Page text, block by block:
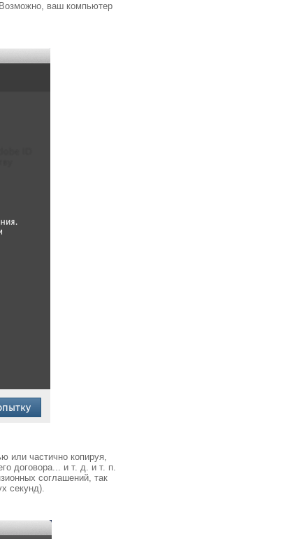
ваш компьютер
или частично копируя,
договора... и т. д. и т. п.
соглашений, так
секунд).